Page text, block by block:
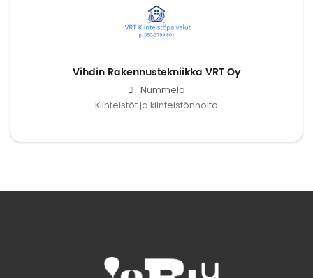
Vihdin Rakennustekniikka VRT Oy
Nummela
Kiinteistöt ja kiinteistönhoito